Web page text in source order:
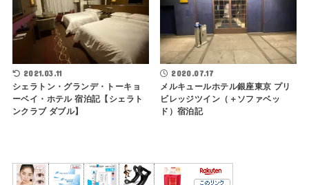
2021.03.11
シェラトン・グランデ・トーキョ
ーベイ・ホテル 宿泊記【シェラト
ンクラブ ダブル】
2020.07.17
メルキュールホテル銀座東京 プリ
ビレッジツイン（＋ソファベッ
ド）宿泊記